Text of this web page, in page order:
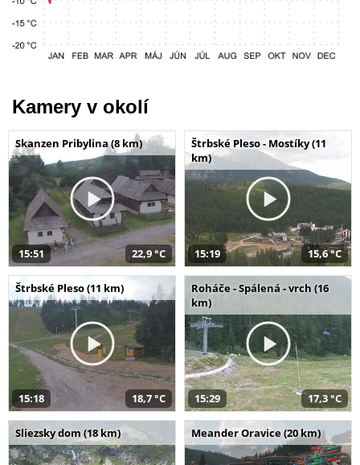
Kamery v okolí
Skanzen Pribylina (8 km)
15:51 22,9 °C
Štrbské Pleso - Mostíky (11
km)
15:19 15,6 °C
Štrbské Pleso (11 km)
15:18 18,7 °C
Roháče - Spálená - vrch (16
km)
15:29 17,3 °C
Sliezsky dom (18 km) Meander Oravice (20 km)